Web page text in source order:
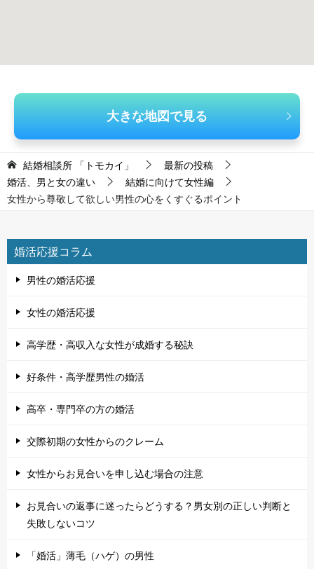
大きな地図で見る
結婚相談所 「トモカイ」
最新の投稿
婚活、男と女の違い
結婚に向けて女性編
女性から尊敬して欲しい男性の心をくすぐるポイント
婚活応援コラム
男性の婚活応援
女性の婚活応援
高学歴・高収入な女性が成婚する秘訣
好条件・高学歴男性の婚活
高卒・専門卒の方の婚活
交際初期の女性からのクレーム
女性からお見合いを申し込む場合の注意
お見合いの返事に迷ったらどうする？男女別の正しい判断と
失敗しないコツ
「婚活」薄毛（ハゲ）の男性